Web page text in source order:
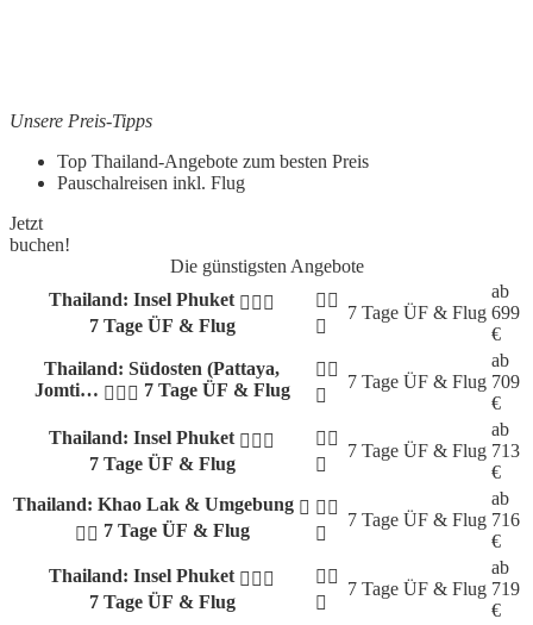
Unsere Preis-Tipps
Top Thailand-Angebote zum besten Preis
Pauschalreisen inkl. Flug
Jetzt
buchen!
Die günstigsten Angebote
Thailand: Insel Phuket
7 Tage ÜF & Flug
7 Tage ÜF & Flug
ab
699
€
Thailand: Südosten (Pattaya,
Jomti…
7 Tage ÜF & Flug 7 Tage ÜF & Flug
ab
709
€
Thailand: Insel Phuket
7 Tage ÜF & Flug
7 Tage ÜF & Flug
ab
713
€
Thailand: Khao Lak & Umgebung
7 Tage ÜF & Flug
7 Tage ÜF & Flug
ab
716
€
Thailand: Insel Phuket
7 Tage ÜF & Flug
7 Tage ÜF & Flug
ab
719
€